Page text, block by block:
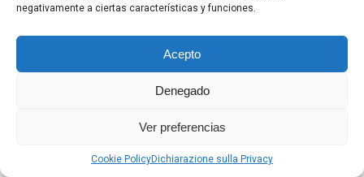
negativamente a ciertas características y funciones.
Acepto
Denegado
Ver preferencias
Cookie PolicyDichiarazione sulla Privacy
meno trasparenti. Inoltre, il raggiungimento di tali
facilitando l’accesso al credito
pubblici.
Indicare il range retributivo nell’annuncio non è solo un